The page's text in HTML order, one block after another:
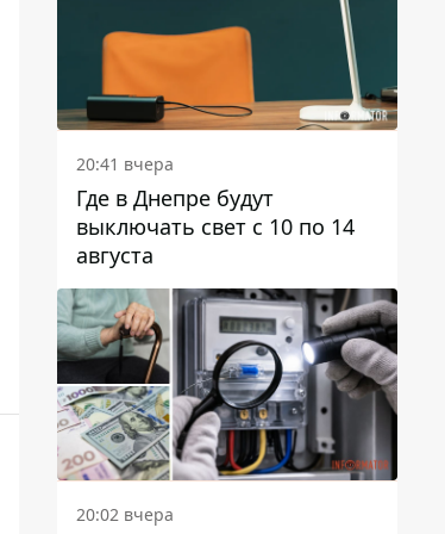
20:41 вчера
Где в Днепре будут
выключать свет с 10 по 14
августа
20:02 вчера